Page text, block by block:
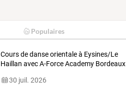
Populaires
Cours de danse orientale à Eysines/Le
Haillan avec A-Force Academy Bordeaux
30 juil. 2026